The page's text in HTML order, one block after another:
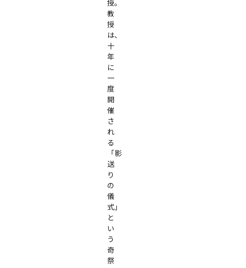
授。
教
授
は、
十
年
に
一
度
開
催
さ
れ
る
「影
送
り
の
儀
式」
と
い
う
奇
祭